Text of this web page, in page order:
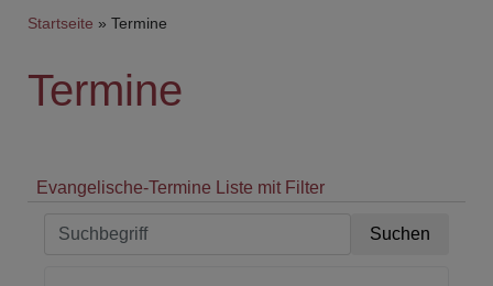
Breadcrumb
Startseite Termine
Termine
Evangelische-Termine Liste mit Filter